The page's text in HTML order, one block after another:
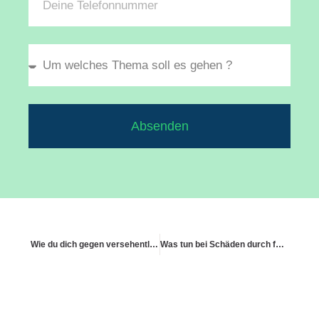
Absenden
Wie du dich gegen versehentliche Vertragsverletzungen absicherst Was tun bei Schäden durch falsch montierte Möbelstücke?